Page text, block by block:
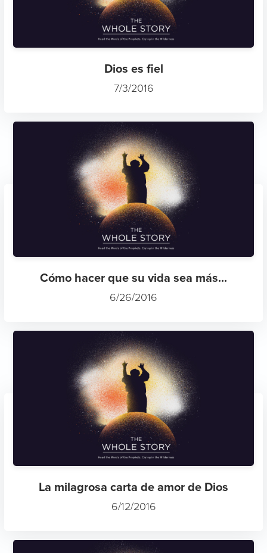
Dios es fiel
7/3/2016
Cómo hacer que su vida sea más...
6/26/2016
La milagrosa carta de amor de Dios
6/12/2016